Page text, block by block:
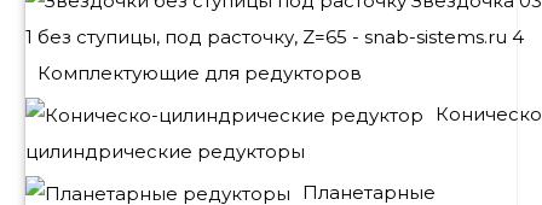
Комплектующие для редукторов
цилиндрические редукторы
Планетарные